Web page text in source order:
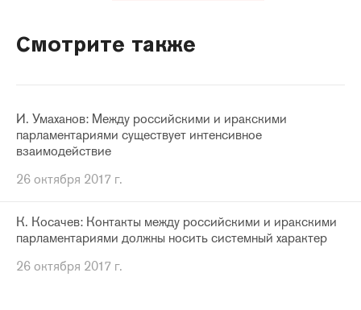
Смотрите также
И. Умаханов: Между российскими и иракскими
парламентариями существует интенсивное
взаимодействие
26 октября 2017 г.
К. Косачев: Контакты между российскими и иракскими
парламентариями должны носить системный характер
26 октября 2017 г.